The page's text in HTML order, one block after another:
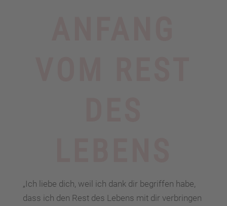
„Ich liebe dich, weil ich dank dir begriffen habe,
dass ich den Rest des Lebens mit dir verbringen